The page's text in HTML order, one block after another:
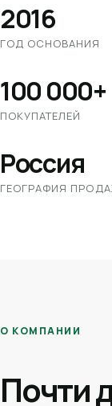
2016
ГОД ОСНОВАНИЯ
100 000+
ПОКУПАТЕЛЕЙ
Россия
ГЕОГРАФИЯ
О КОМПАНИИ
Почти